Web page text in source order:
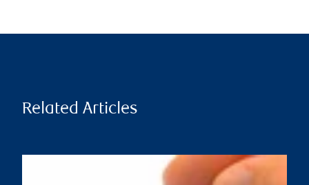
Related Articles